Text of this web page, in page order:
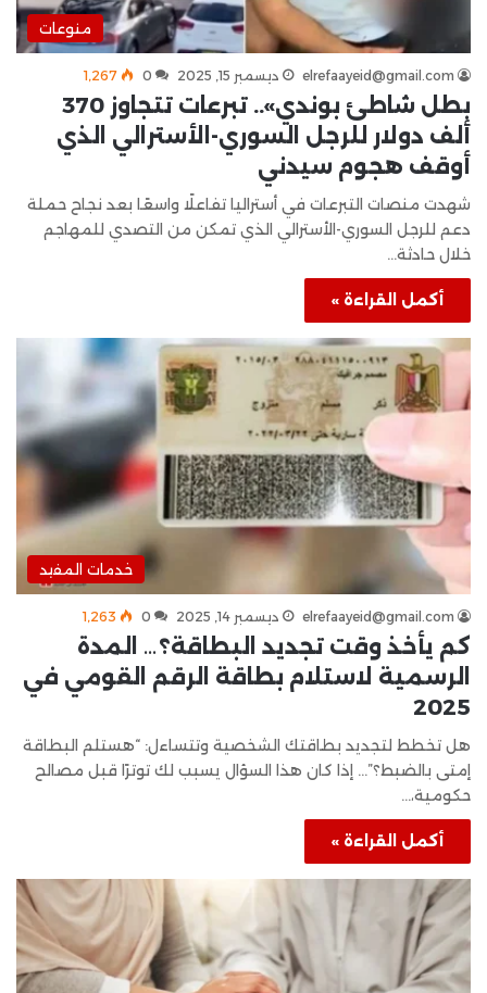
منوعات
elrefaayeid@gmail.com ديسمبر 15, 2025 0 1٬267
بطل شاطئ بوندي».. تبرعات تتجاوز 370
ألف دولار للرجل السوري-الأسترالي الذي
أوقف هجوم سيدني
شهدت منصات التبرعات في أستراليا تفاعلًا واسعًا بعد نجاح حملة
دعم للرجل السوري-الأسترالي الذي تمكن من التصدي للمهاجم
خلال حادثة…
أكمل القراءة »
خدمات المفيد
elrefaayeid@gmail.com ديسمبر 14, 2025 0 1٬263
كم يأخذ وقت تجديد البطاقة؟… المدة
الرسمية لاستلام بطاقة الرقم القومي في
2025
هل تخطط لتجديد بطاقتك الشخصية وتتساءل: “هستلم البطاقة
إمتى بالضبط؟”… إذا كان هذا السؤال يسبب لك توترًا قبل مصالح
حكومية،…
أكمل القراءة »